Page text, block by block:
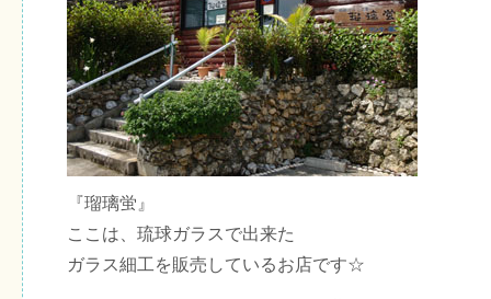
『瑠璃蛍』
ここは、琉球ガラスで出来た
ガラス細工を販売しているお店です☆